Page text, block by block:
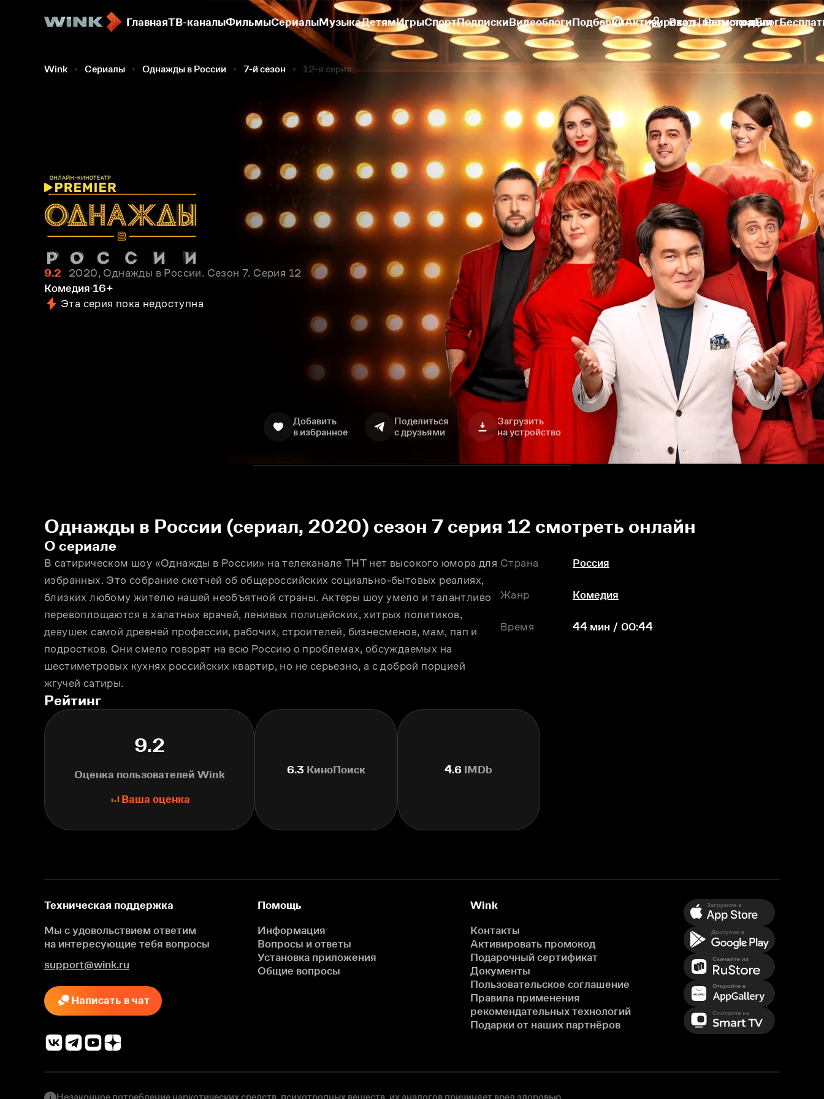
ГлавнаяТВ-каналыФильмыСериалыМузыкаДетямИгрыСпортПодпискиВидеоблогиПодборкиАктивировать промокодБлог
Вход | Регистрация
Wink Сериалы Однажды в России 7-й сезон 12-я серия
9.2
2020, Однажды в России. Сезон 7. Серия 12
Комедия 16+
Эта серия пока недоступна
Добавить
в избранное
Поделиться
с друзьями
Загрузить
на устройство
Однажды в России (сериал, 2020) сезон 7 серия 12 смотреть онлайн
О сериале
В сатирическом шоу «Однажды в России» на телеканале ТНТ нет высокого юмора для
избранных. Это собрание скетчей об общероссийских социально-бытовых реалиях,
близких любому жителю нашей необъятной страны. Актеры шоу умело и талантливо
перевоплощаются в халатных врачей, ленивых полицейских, хитрых политиков,
девушек самой древней профессии, рабочих, строителей, бизнесменов, мам, пап и
подростков. Они смело говорят на всю Россию о проблемах, обсуждаемых на
шестиметровых кухнях российских квартир, но не серьезно, а с доброй порцией
жгучей сатиры.
Страна Россия
Жанр Комедия
Время 44 мин / 00:44
Рейтинг
9.2
Оценка пользователей Wink
Ваша оценка
6.3 КиноПоиск 4.6 IMDb
Техническая поддержка
Мы с удовольствием ответим
на интересующие тебя вопросы
support@wink.ru
Написать в чат
Помощь
Информация
Вопросы и ответы
Установка приложения
Общие вопросы
Wink
Контакты
Активировать промокод
Подарочный сертификат
Документы
Пользовательское соглашение
Правила применения
рекомендательных технологий
Подарки от наших партнёров
Незаконное потребление наркотических средств, психотропных веществ, их аналогов причиняет вред здоровью,